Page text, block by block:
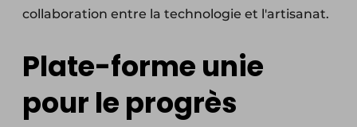
collaboration entre la technologie et l'artisanat.
Plate-forme unie
pour le progrès